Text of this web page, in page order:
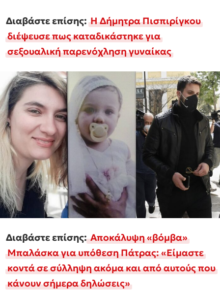
Διαβάστε επίσης:Η Δήμητρα Πισπιρίγκου
διέψευσε πως καταδικάστηκε για
σεξουαλική παρενόχληση γυναίκας
Διαβάστε επίσης:Αποκάλυψη «βόμβα»
Μπαλάσκα για υπόθεση Πάτρας: «Είμαστε
κοντά σε σύλληψη ακόμα και από αυτούς που
κάνουν σήμερα δηλώσεις»